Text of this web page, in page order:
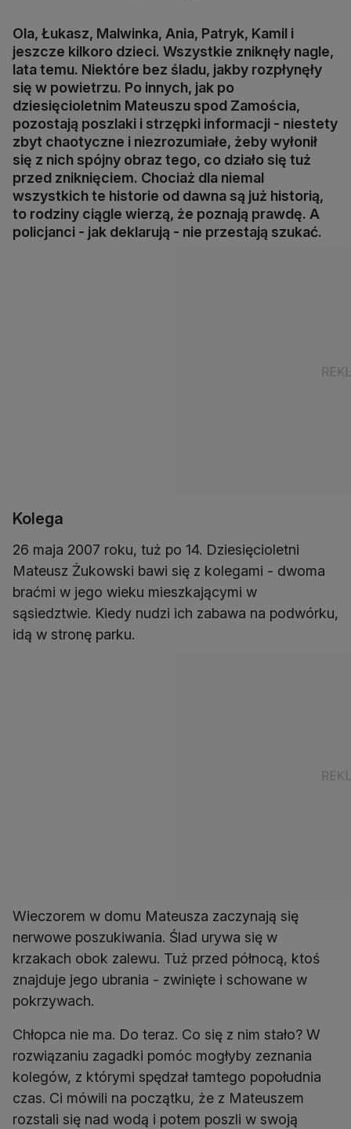
Ola, Łukasz, Malwinka, Ania, Patryk, Kamil i
jeszcze kilkoro dzieci. Wszystkie zniknęły nagle,
lata temu. Niektóre bez śladu, jakby rozpłynęły
się w powietrzu. Po innych, jak po
dziesięcioletnim Mateuszu spod Zamościa,
pozostają poszlaki i strzępki informacji - niestety
zbyt chaotyczne i niezrozumiałe, żeby wyłonił
się z nich spójny obraz tego, co działo się tuż
przed zniknięciem. Chociaż dla niemal
wszystkich te historie od dawna są już historią,
to rodziny ciągle wierzą, że poznają prawdę. A
policjanci - jak deklarują - nie przestają szukać.
Kolega
26 maja 2007 roku, tuż po 14. Dziesięcioletni
Mateusz Żukowski bawi się z kolegami - dwoma
braćmi w jego wieku mieszkającymi w
sąsiedztwie. Kiedy nudzi ich zabawa na podwórku,
idą w stronę parku.
Wieczorem w domu Mateusza zaczynają się
nerwowe poszukiwania. Ślad urywa się w
krzakach obok zalewu. Tuż przed północą, ktoś
znajduje jego ubrania - zwinięte i schowane w
pokrzywach.
Chłopca nie ma. Do teraz. Co się z nim stało? W
rozwiązaniu zagadki pomóc mogłyby zeznania
kolegów, z którymi spędzał tamtego popołudnia
czas. Ci mówili na początku, że z Mateuszem
rozstali się nad wodą i potem poszli w swoją